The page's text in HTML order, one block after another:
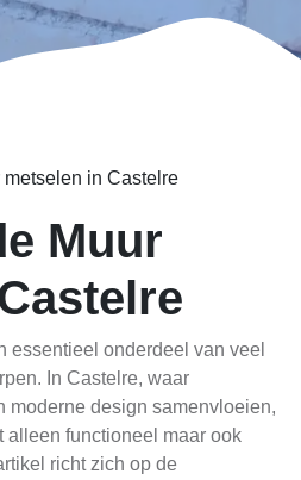
in Castelre
Muur
essentieel onderdeel van veel
In Castelre, waar
moderne design samenvloeien,
alleen functioneel maar ook
richt zich op de